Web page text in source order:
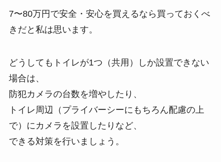
7〜80万円で安全・安心を買えるなら買っておくべ
きだと私は思います。
どうしてもトイレが1つ（共用）しか設置できない
場合は、
防犯カメラの台数を増やしたり、
トイレ周辺（プライバーシーにもちろん配慮の上
で）にカメラを設置したりなど、
できる対策を行いましょう。